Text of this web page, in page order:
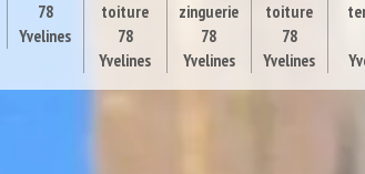
78
Yvelines
toiture
78
Yvelines
zinguerie
78
Yvelines
toiture
78
Yvelines